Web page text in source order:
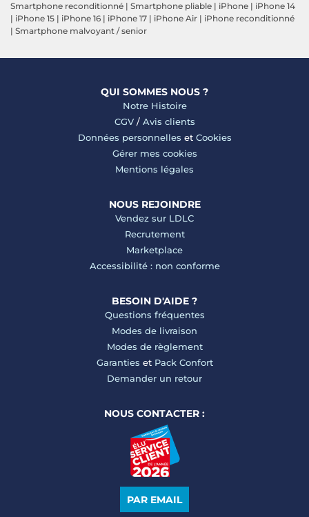
Smartphone reconditionné | Smartphone pliable | iPhone | iPhone 14
| iPhone 15 | iPhone 16 | iPhone 17 | iPhone Air | iPhone reconditionné
| Smartphone malvoyant / senior
QUI SOMMES NOUS ?
Notre Histoire
CGV/ Avis clients
Données personnelles et Cookies
Gérer mes cookies
Mentions légales
NOUS REJOINDRE
Vendez sur LDLC
Recrutement
Marketplace
Accessibilité : non conforme
BESOIN D'AIDE ?
Questions fréquentes
Modes de livraison
Modes de règlement
Garanties et Pack Confort
Demander un retour
NOUS CONTACTER :
PAR EMAIL